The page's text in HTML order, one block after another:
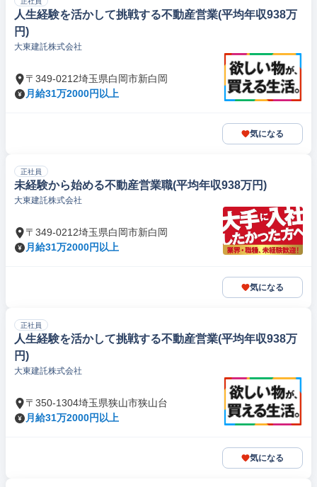
人生経験を活かして挑戦する不動産営業(平均年収938万
円)
大東建託株式会社
〒349-0212埼玉県白岡市新白岡
月給31万2000円以上
気になる
正社員
未経験から始める不動産営業職(平均年収938万円)
大東建託株式会社
〒349-0212埼玉県白岡市新白岡
月給31万2000円以上
気になる
正社員
人生経験を活かして挑戦する不動産営業(平均年収938万
円)
大東建託株式会社
〒350-1304埼玉県狭山市狭山台
月給31万2000円以上
気になる